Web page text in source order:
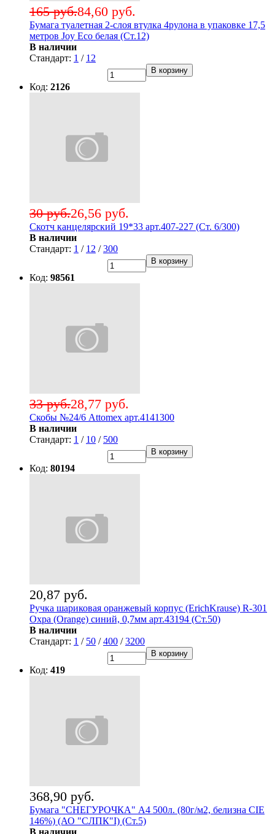
84,60 руб.
165 руб.
Бумага туалетная 2-слоя втулка 4рулона в упаковке 17,5
метров Joy Eco белая (Ст.12)
В наличии
Стандарт: 1 / 12
В корзину
Код: 2126
26,56 руб.
30 руб.
Скотч канцелярский 19*33 арт.407-227 (Ст. 6/300)
В наличии
Стандарт: 1 / 12 /300
В корзину
Код: 98561
28,77 руб.
33 руб.
Скобы №24/6 Attomex арт.4141300
В наличии
Стандарт: 1 / 10 / 500
В корзину
Код: 80194
20,87 руб.
Ручка шариковая оранжевый корпус (ErichKrause) R-301
Охра (Orange) синий, 0,7мм арт.43194 (Ст.50)
В наличии
Стандарт: 1 / 50 /400 /3200
В корзину
Код: 419
368,90 руб.
Бумага "СНЕГУРОЧКА" А4 500л. (80г/м2, белизна CIE
146%) (АО "СЛПК"I) (Ст.5)